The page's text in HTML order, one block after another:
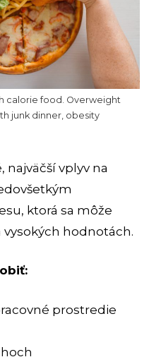
calorie food. Overweight
junk dinner, obesity
najväčší vplyv na
ktorá sa môže
hodnotách.
prostredie